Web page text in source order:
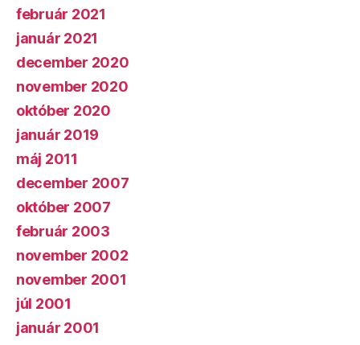
február 2021
január 2021
december 2020
november 2020
október 2020
január 2019
máj 2011
december 2007
október 2007
február 2003
november 2002
november 2001
júl 2001
január 2001